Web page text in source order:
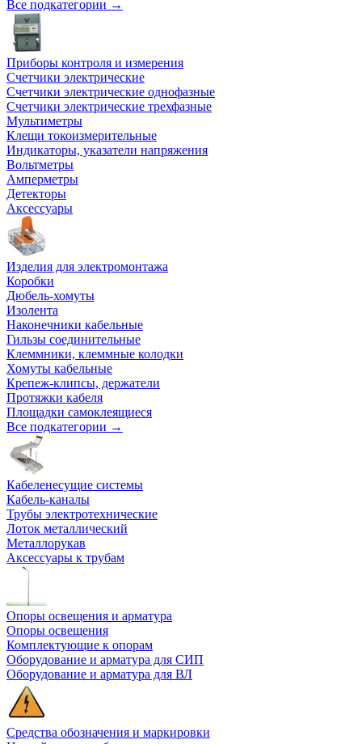
Все подкатегории →
Приборы контроля и измерения
Счетчики электрические
Счетчики электрические однофазные
Счетчики электрические трехфазные
Мультиметры
Клещи токоизмерительные
Индикаторы, указатели напряжения
Вольтметры
Амперметры
Детекторы
Аксессуары
Изделия для электромонтажа
Коробки
Дюбель-хомуты
Изолента
Наконечники кабельные
Гильзы соединительные
Клеммники, клеммные колодки
Хомуты кабельные
Крепеж-клипсы, держатели
Протяжки кабеля
Площадки самоклеящиеся
Все подкатегории →
Кабеленесущие системы
Кабель-каналы
Трубы электротехнические
Лоток металлический
Металлорукав
Аксессуары к трубам
Опоры освещения и арматура
Опоры освещения
Комплектующие к опорам
Оборудование и арматура для СИП
Оборудование и арматура для ВЛ
Средства обозначения и маркировки